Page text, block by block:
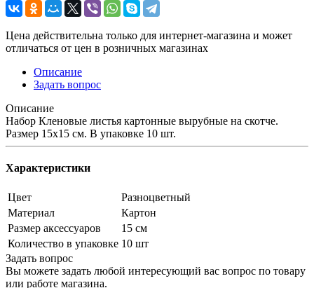
Цена действительна только для интернет-магазина и может
отличаться от цен в розничных магазинах
Описание
Задать вопрос
Описание
Набор Кленовые листья картонные вырубные на скотче.
Размер 15х15 см. В упаковке 10 шт.
Характеристики
Цвет
Разноцветный
Материал
Картон
Размер аксессуаров
15 см
Количество в упаковке 10 шт
Задать вопрос
Вы можете задать любой интересующий вас вопрос по товару
или работе магазина.